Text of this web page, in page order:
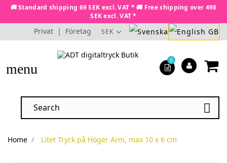
🚚 Standard shipping 69 SEK excl. VAT * 🚚 Free shipping over 498
SEK excl. VAT *
Privat | Företag SEK
menu

0
Home Litet Tryck på Höger Ärm, max 10 x 6 cm